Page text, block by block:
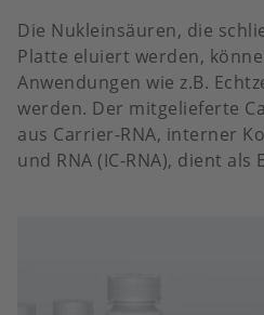
Die Nukleinsäuren, die
Platte eluiert werden,
Anwendungen wie z.B.
werden. Der mitgelieferte
aus Carrier-RNA, interner
und RNA (IC-RNA), dient